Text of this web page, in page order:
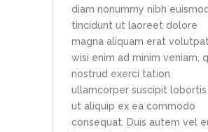
diam nonummy nibh euismod
tincidunt ut laoreet dolore
magna aliquam erat
wisi enim ad minim veniam,
nostrud exerci tation
ullamcorper suscipit lobortis
ut aliquip ex ea commodo
consequat. Duis autem vel